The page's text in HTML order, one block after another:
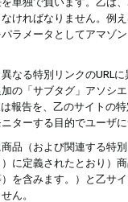
ければなりません。例
ラメータとしてアマゾ
なる特別リンクのURL
の「サブタグ」アソシ
報告を、乙のサイトの
ターする目的でユーザ
品（および関連する特
に定義されたとおり
を含みます。）と乙サ
ん。